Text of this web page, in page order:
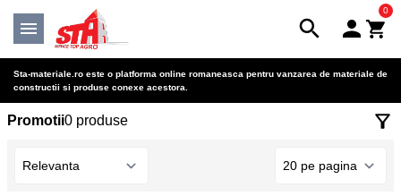
0
Sta-materiale.ro este o platforma online romaneasca pentru vanzarea de materiale de
constructii si produse conexe acestora.
Promotii0 produse